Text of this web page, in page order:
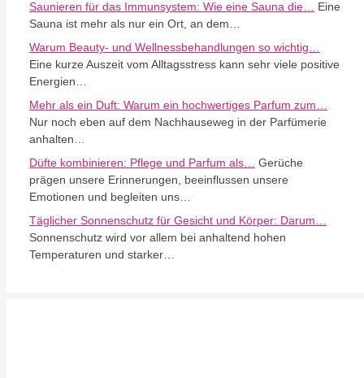
Saunieren für das Immunsystem: Wie eine Sauna die…
Eine
Sauna ist mehr als nur ein Ort, an dem…
Warum Beauty- und Wellnessbehandlungen so wichtig…
Eine kurze Auszeit vom Alltagsstress kann sehr viele positive
Energien…
Mehr als ein Duft: Warum ein hochwertiges Parfum zum…
Nur noch eben auf dem Nachhauseweg in der Parfümerie
anhalten…
Düfte kombinieren: Pflege und Parfum als…
Gerüche
prägen unsere Erinnerungen, beeinflussen unsere
Emotionen und begleiten uns…
Täglicher Sonnenschutz für Gesicht und Körper: Darum…
Sonnenschutz wird vor allem bei anhaltend hohen
Temperaturen und starker…